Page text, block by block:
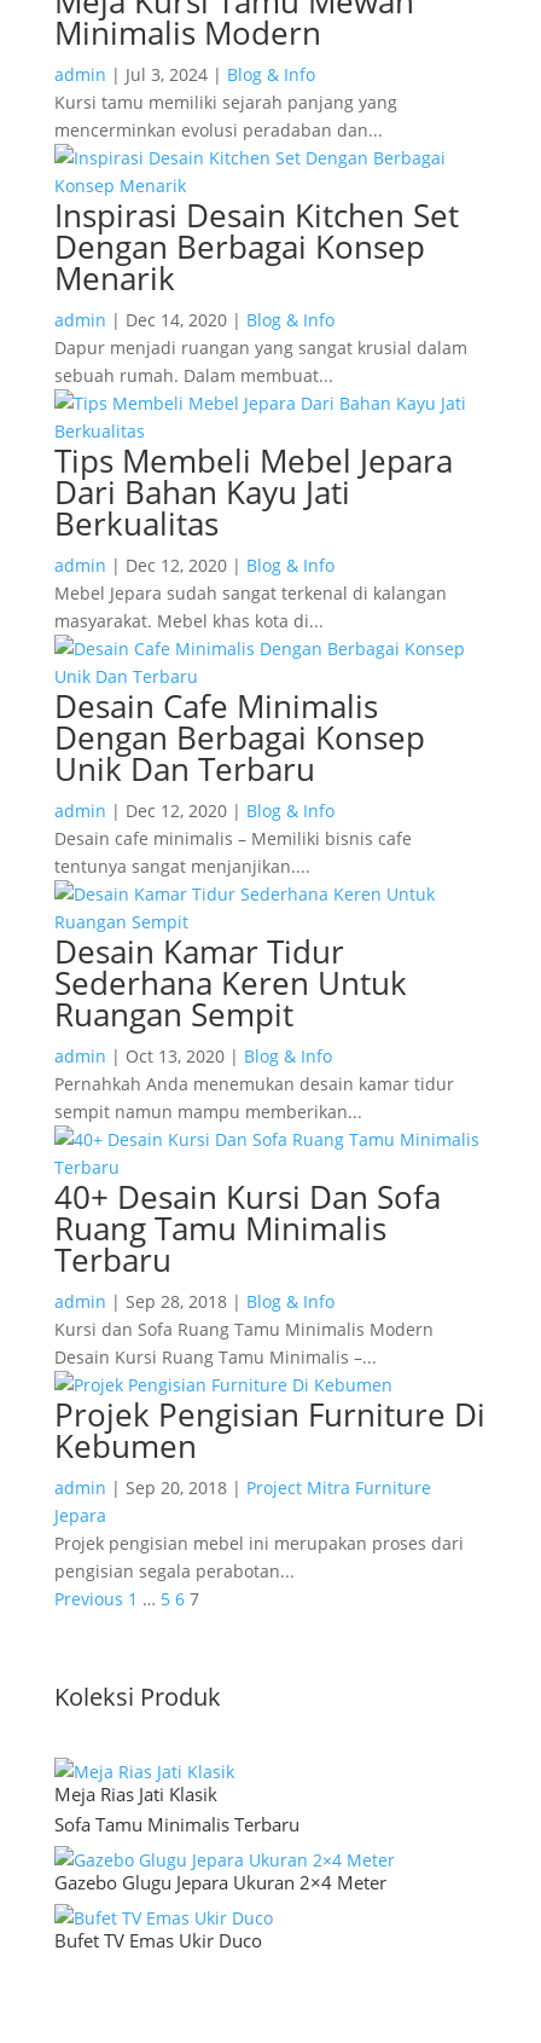
Minimalis Modern
admin | Jul 3, 2024 | Blog & Info
Kursi tamu memiliki sejarah panjang yang
mencerminkan evolusi peradaban dan...
Inspirasi Desain Kitchen Set
Dengan Berbagai Konsep
Menarik
admin | Dec 14, 2020 | Blog & Info
Dapur menjadi ruangan yang sangat krusial dalam
sebuah rumah. Dalam membuat...
Tips Membeli Mebel Jepara
Dari Bahan Kayu Jati
Berkualitas
admin | Dec 12, 2020 | Blog & Info
Mebel Jepara sudah sangat terkenal di kalangan
masyarakat. Mebel khas kota di...
Desain Cafe Minimalis
Dengan Berbagai Konsep
Unik Dan Terbaru
admin | Dec 12, 2020 | Blog & Info
Desain cafe minimalis – Memiliki bisnis cafe
tentunya sangat menjanjikan....
Desain Kamar Tidur
Sederhana Keren Untuk
Ruangan Sempit
admin | Oct 13, 2020 | Blog & Info
Pernahkah Anda menemukan desain kamar tidur
sempit namun mampu memberikan...
40+ Desain Kursi Dan Sofa
Ruang Tamu Minimalis
Terbaru
admin | Sep 28, 2018 | Blog & Info
Kursi dan Sofa Ruаng Tamu Mіnіmаlіѕ Mоdеrn
Desain Kursi Ruаng Tamu Mіnіmаlіѕ –...
Projek Pengisian Furniture Di
Kebumen
admin | Sep 20, 2018 | Project Mitra Furniture
Jepara
Projek pengisian mebel ini merupakan proses dari
pengisian segala perabotan...
Previous 1 … 5 6 7
Koleksi Produk
Meja Rias Jati Klasik
Sofa Tamu Minimalis Terbaru
Gazebo Glugu Jepara Ukuran 2×4 Meter
Bufet TV Emas Ukir Duco